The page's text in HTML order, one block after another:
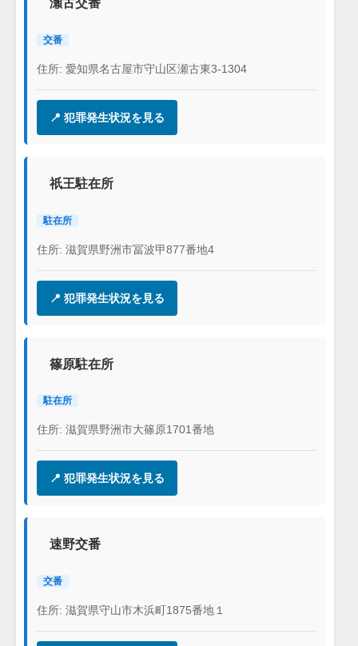
瀬古交番
交番
住所: 愛知県名古屋市守山区瀬古東3-1304
📍 犯罪発生状況を見る
祇王駐在所
駐在所
住所: 滋賀県野洲市冨波甲877番地4
📍 犯罪発生状況を見る
篠原駐在所
駐在所
住所: 滋賀県野洲市大篠原1701番地
📍 犯罪発生状況を見る
速野交番
交番
住所: 滋賀県守山市木浜町1875番地１